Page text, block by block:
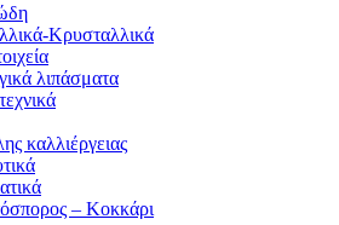
Κρυσταλλικά
λιπάσματα
καλλιέργειας
– Κοκκάρι